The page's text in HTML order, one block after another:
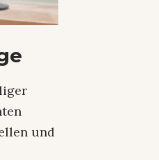
und